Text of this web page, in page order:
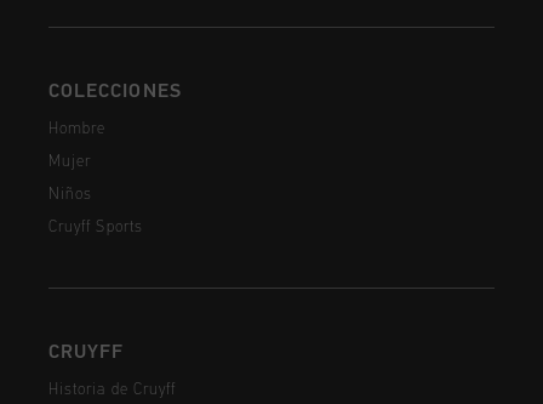
COLECCIONES
Hombre
Mujer
Niños
Cruyff Sports
CRUYFF
Historia de Cruyff